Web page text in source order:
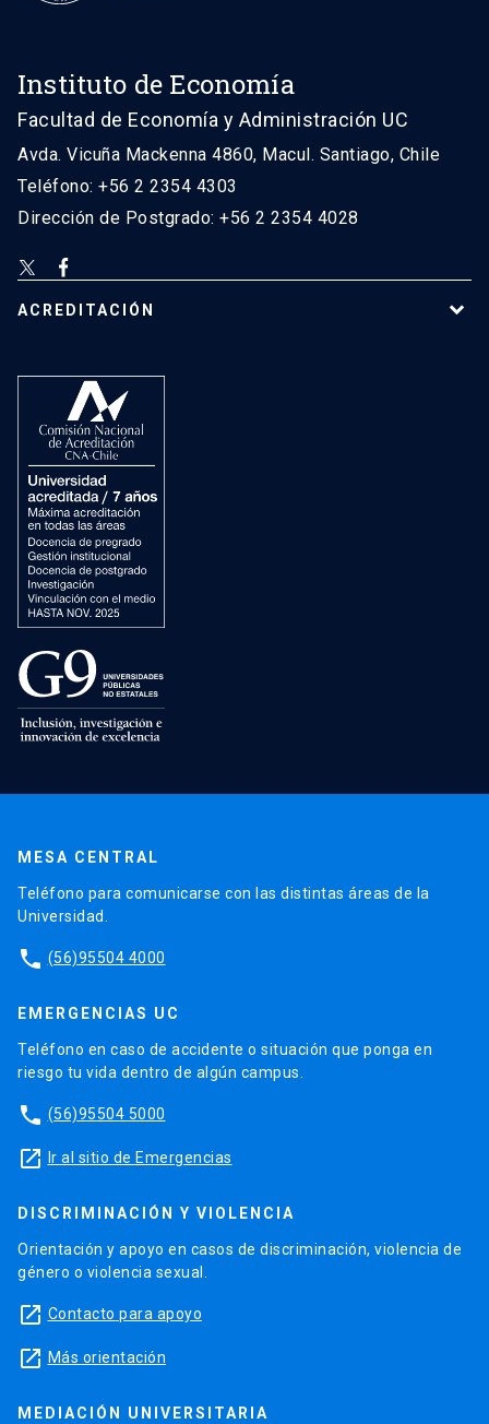
Instituto de Economía
Facultad de Economía y Administración UC
Avda. Vicuña Mackenna 4860, Macul. Santiago, Chile
Teléfono: +56 2 2354 4303
Dirección de Postgrado: +56 2 2354 4028
ACREDITACIÓN
MESA CENTRAL
Teléfono para comunicarse con las distintas áreas de la
Universidad.
phone (56)95504 4000
EMERGENCIAS UC
Teléfono en caso de accidente o situación que ponga en
riesgo tu vida dentro de algún campus.
phone (56)95504 5000
launch Ir al sitio de Emergencias
DISCRIMINACIÓN Y VIOLENCIA
Orientación y apoyo en casos de discriminación, violencia de
género o violencia sexual.
launch Contacto para apoyo
launch Más orientación
MEDIACIÓN UNIVERSITARIA